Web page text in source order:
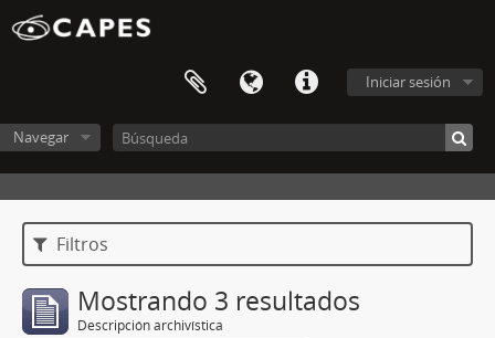
Iniciar sesión
Navegar
Filtros
Mostrando 3 resultados
Descripción archivística